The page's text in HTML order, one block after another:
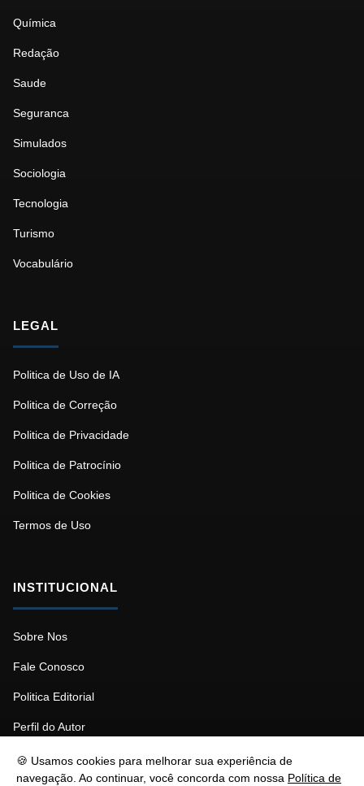
🍪 Usamos cookies para melhorar sua experiência de
navegação. Ao continuar, você concorda com nossa Política de
Química
Redação
Saude
Seguranca
Simulados
Sociologia
Tecnologia
Turismo
Vocabulário
LEGAL
Politica de Uso de IA
Politica de Correção
Politica de Privacidade
Politica de Patrocínio
Politica de Cookies
Termos de Uso
INSTITUCIONAL
Sobre Nos
Fale Conosco
Politica Editorial
Perfil do Autor